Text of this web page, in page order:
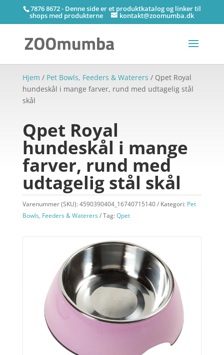
7876 8672 - Denne side er et produktkatalog og linker til
shops med produkterne kontakt@zoomumba.dk
Hjem / Pet Bowls, Feeders & Waterers / Qpet Royal
hundeskål i mange farver, rund med udtagelig stål
skål
Qpet Royal
hundeskål i mange
farver, rund med
udtagelig stål skål
Varenummer (SKU):4590390404_16740715140 Kategori: Pet
Bowls, Feeders & Waterers
Tag:Qpet